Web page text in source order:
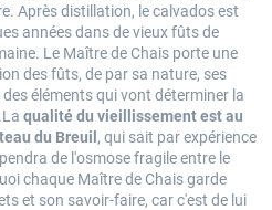
Après distillation, le calvados est
années dans de vieux fûts de
Le Maître de Chais porte une
des fûts, de par sa nature, ses
éléments qui vont déterminer la
qualité du vieillissement est au
du Breuil , qui sait par expérience
de l'osmose fragile entre le
chaque Maître de Chais garde
et son savoir-faire, car c'est de lui